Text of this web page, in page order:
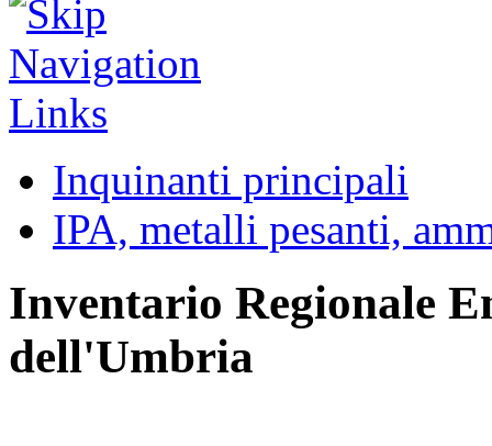
Inquinanti principali
IPA, metalli pesanti,
Inventario Regionale
dell'Umbria